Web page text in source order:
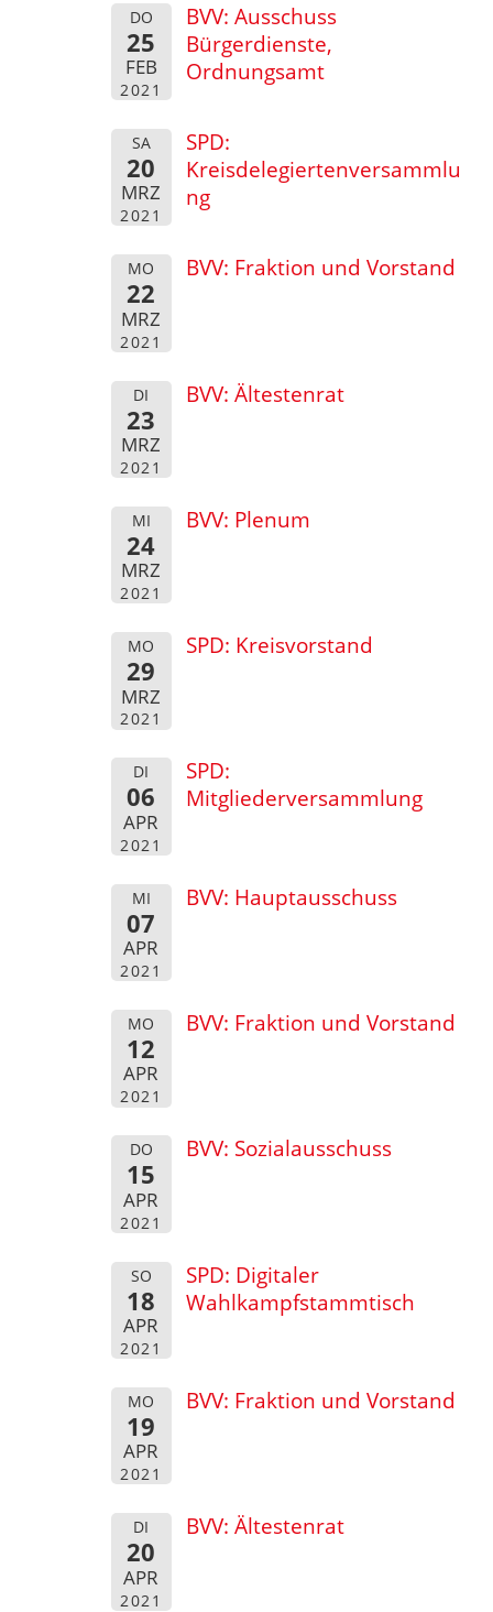
DO
25
FEB
2021
BVV: Ausschuss
Bürgerdienste,
Ordnungsamt
SA
20
MRZ
2021
SPD:
Kreisdelegiertenversammlu
ng
MO
22
MRZ
2021
BVV: Fraktion und Vorstand
DI
23
MRZ
2021
BVV: Ältestenrat
MI
24
MRZ
2021
BVV: Plenum
MO
29
MRZ
2021
SPD: Kreisvorstand
DI
06
APR
2021
SPD:
Mitgliederversammlung
MI
07
APR
2021
BVV: Hauptausschuss
MO
12
APR
2021
BVV: Fraktion und Vorstand
DO
15
APR
2021
BVV: Sozialausschuss
SO
18
APR
2021
SPD: Digitaler
Wahlkampfstammtisch
MO
19
APR
2021
BVV: Fraktion und Vorstand
DI
20
APR
2021
BVV: Ältestenrat